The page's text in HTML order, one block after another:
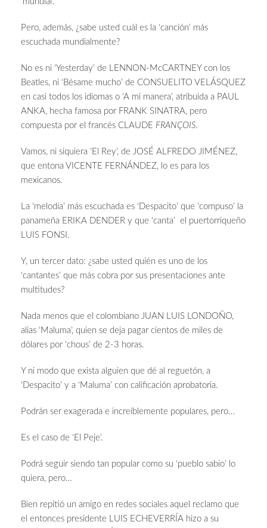
Pero, además, ¿sabe usted cuál es la ‘canción’ más
escuchada mundialmente?
No es ni ‘Yesterday’ de LENNON-McCARTNEY con los
Beatles, ni ‘Bésame mucho’ de CONSUELITO VELÁSQUEZ
en casi todos los idiomas o ‘A mi manera’, atribuida a PAUL
ANKA, hecha famosa por FRANK SINATRA, pero
compuesta por el francés CLAUDE FRANÇOIS.
Vamos, ni siquiera ‘El Rey’, de JOSÉ ALFREDO JIMÉNEZ,
que entona VICENTE FERNÁNDEZ, lo es para los
mexicanos.
La ‘melodía’ más escuchada es ‘Despacito’ que ‘compuso’ la
panameña ERIKA DENDER y que ‘canta’ el puertorriqueño
LUIS FONSI.
Y, un tercer dato: ¿sabe usted quién es uno de los
‘cantantes’ que más cobra por sus presentaciones ante
multitudes?
Nada menos que el colombiano JUAN LUIS LONDOÑO,
alias ‘Maluma’, quien se deja pagar cientos de miles de
dólares por ‘chous’ de 2-3 horas.
Y ni modo que exista alguien que dé al reguetón, a
‘Despacito’ y a ‘Maluma’ con calificación aprobatoria.
Podrán ser exagerada e increíblemente populares, pero…
Es el caso de ‘El Peje’.
Podrá seguir siendo tan popular como su ‘pueblo sabio’ lo
quiera, pero…
Bien repitió un amigo en redes sociales aquel reclamo que
el entonces presidente LUIS ECHEVERRÍA hizo a su